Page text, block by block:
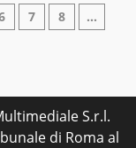
7 8
…
S.r.l.
di Roma al